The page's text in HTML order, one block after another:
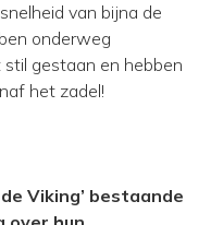
van bijna de
onderweg
gestaan en hebben
het zadel!
Viking’ bestaande